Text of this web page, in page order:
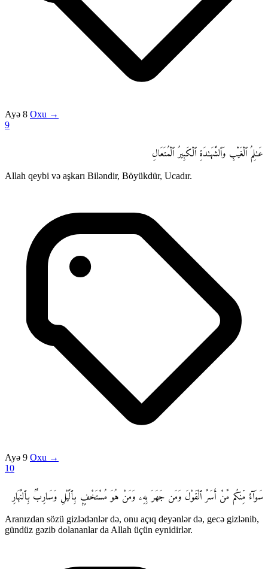
Ayə 8 Oxu →
9
عَـٰلِمُ ٱلْغَيْبِ وَٱلشَّهَـٰدَةِ ٱلْكَبِيرُ ٱلْمُتَعَالِ
Allah qeybi və aşkarı Biləndir, Böyükdür, Ucadır.
Ayə 9 Oxu →
10
سَوَآءٌ مِّنكُم مَّنْ أَسَرَّ ٱلْقَوْلَ وَمَن جَهَرَ بِهِۦ وَمَنْ هُوَ مُسْتَخْفٍۭ بِٱلَّيْلِ وَسَارِبٌۢ بِٱلنَّهَارِ
Aranızdan sözü gizlədənlər də, onu açıq deyənlər də, gecə gizlənib,
gündüz gəzib dolananlar da Allah üçün eynidirlər.